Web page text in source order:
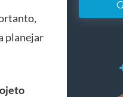
planejar